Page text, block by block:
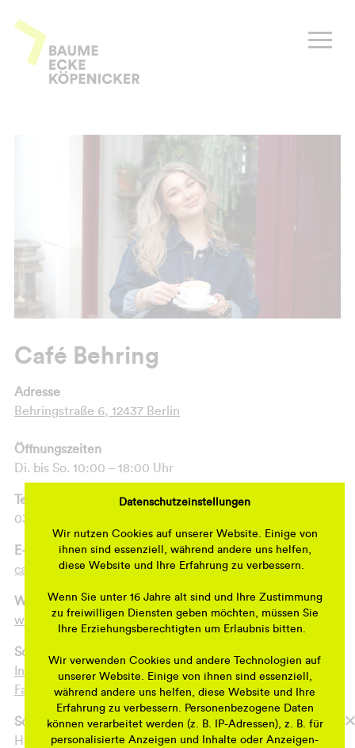
Inhalt
springen
Baume Ecke Köpenicker
Café Behring
Adresse
Behringstraße 6, 12437 Berlin
Öffnungszeiten
Di. bis So. 10:00 – 18:00 Uhr
Telefonnummer
030-53 02 68 58
E-Mail
cafe-behring@web.de
Webseite
www.cafebehring.de
Social Media
Instagram
Facebook
Sortiment
Hausgemachte Kuchen und Torten
Datenschutzeinstellungen
Wir nutzen Cookies auf unserer Website. Einige von
ihnen sind essenziell, während andere uns helfen,
diese Website und Ihre Erfahrung zu verbessern.
Wenn Sie unter 16 Jahre alt sind und Ihre Zustimmung
zu freiwilligen Diensten geben möchten, müssen Sie
Ihre Erziehungsberechtigten um Erlaubnis bitten.
Wir verwenden Cookies und andere Technologien auf
unserer Website. Einige von ihnen sind essenziell,
während andere uns helfen, diese Website und Ihre
Erfahrung zu verbessern. Personenbezogene Daten
können verarbeitet werden (z. B. IP-Adressen), z. B. für
personalisierte Anzeigen und Inhalte oder Anzeigen-